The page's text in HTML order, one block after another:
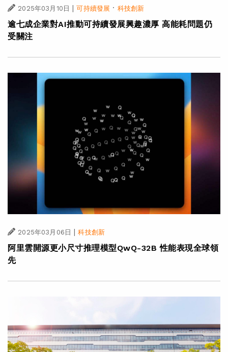
2025年03月10日 | 可持續發展 · 科技創新
逾七成企業對AI推動可持續發展興趣濃厚 高能耗問題仍
受關注
2025年03月06日 | 科技創新
阿里雲開源更小尺寸推理模型QwQ-32B 性能表現全球領
先